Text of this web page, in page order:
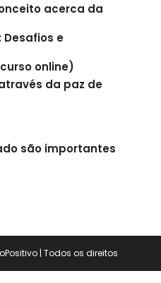
acerca da
Desafios e
online)
da paz de
são importantes
| Todos os direitos